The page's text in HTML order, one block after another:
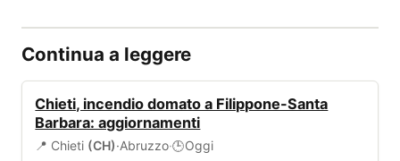
Continua a leggere
Chieti, incendio domato a Filippone-Santa
Barbara: aggiornamenti
📍 Chieti (CH)·Abruzzo·🕒Oggi